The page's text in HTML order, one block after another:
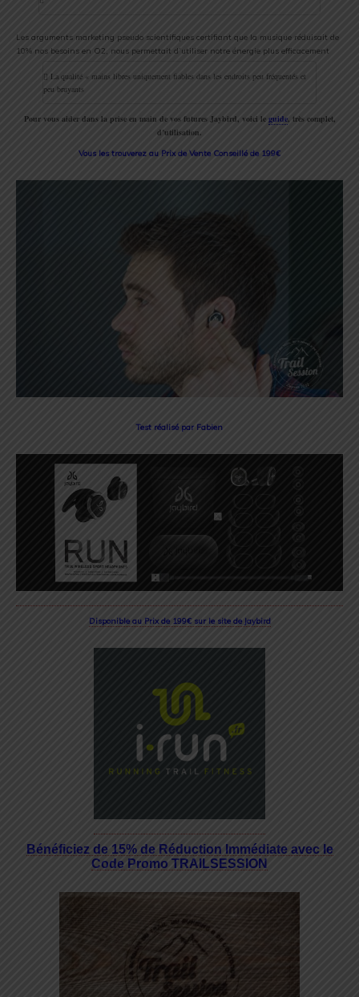
Les arguments marketing pseudo scientifiques certifiant que la musique réduisait de
10% nos besoins en O2, nous permettait d’utiliser notre énergie plus efficacement
La qualité « mains libres uniquement fiables dans les endroits peu fréquentés et
peu bruyants
Pour vous aider dans la prise en main de vos futures Jaybird, voici le guide, très complet,
d’utilisation.
Vous les trouverez au Prix de Vente Conseillé de 199€
Test réalisé par Fabien
Disponible au Prix de 199€ sur le site de Jaybird
Bénéficiez de 15% de Réduction Immédiate avec le
Code Promo TRAILSESSION